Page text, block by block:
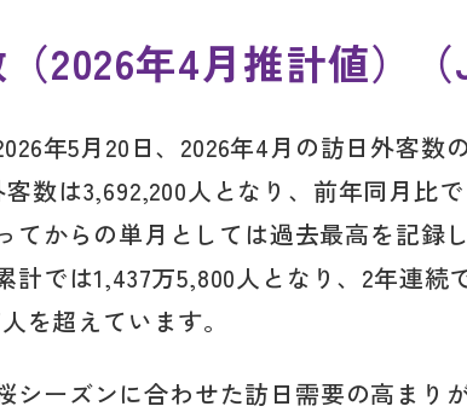
2026年4月推計値）（
年5月20日、2026年4月の訪日外客数
数は3,692,200人となり、前年同月比
てからの単月としては過去最高を記録
計では1,437万5,800人となり、2年連続
を超えています。
シーズンに合わせた訪日需要の高まり